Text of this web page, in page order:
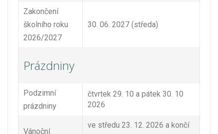
Zakončení
školního roku
2026/2027
30. 06. 2027 (středa)
Prázdniny
Podzimní
prázdniny
čtvrtek 29. 10 a pátek 30. 10
2026
Vánoční
ve středu 23. 12. 2026 a končí